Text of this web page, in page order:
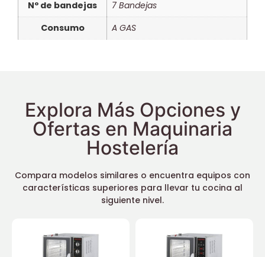
Nº de bandejas
7 Bandejas
Consumo
A GAS
Explora Más Opciones y
Ofertas en Maquinaria
Hostelería
Compara modelos similares o encuentra equipos con
características superiores para llevar tu cocina al
siguiente nivel.